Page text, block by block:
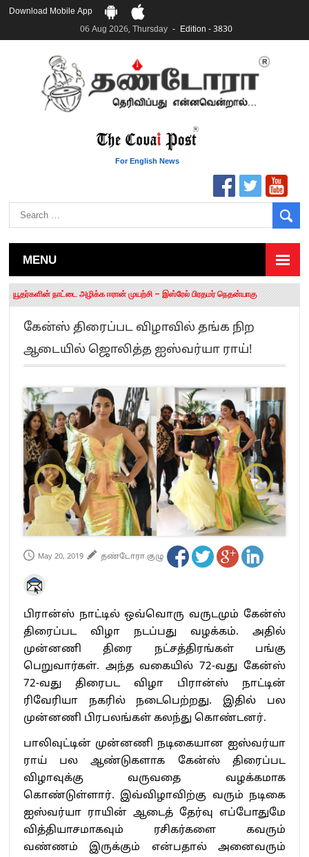
Download Mobile App
06 Aug 2026, Thursday
Edition - 3830
For English News
MENU
தமிழக சட்டப்பேரவையில் காலியிடங்கள் 6 ஆக உயர்வு
யூதர்களின் நாட்டை அழிக்க ஈரான் முயற்சி – இஸ்ரேல் பிரதமர் நெதன்யாகு
“மக்களால் நிராகரிக்கப்பட்டவர் ஸ்டாலின்!” – செங்கோட்டையன்
எங்களை நீக்குவதற்கு இபிஎஸ்க்கு அதிகாரம் இல்லை.. – சி. வி.சண்முகம்
எஸ்.பி.வேலுமணி, சி.வி.சண்முகம் உள்ளிட்ட MLA-க்கள் பதவி பறிப்பு
”நீட் தேர்வை முழுமையாக ரத்து செய்ய வேண்டும்”- முதல்வர் விஜய்
தலைவர் அன்புமணி ராமதாஸ்
பிரவீன் சக்ரவர்த்தியின் கருத்து காங்கிரஸ் தலைமையின் கருத்து கிடையாது – கார்த்தி
சிதம்பரம்
“ஜெயலலிதா அவர்களே என் ரோல் மாடல்” -பிரேமலதா விஜயகாந்த் பேட்டி
ராகுல் காந்தி கைது – தவெக தலைவர் விஜய் கண்டனம்
செத்து சாம்பல் ஆனாலும் தனித்துதான் போட்டி – சீமான்
பாகிஸ்தானின் அணு ஆயுத மிரட்டலுக்கு அஞ்சமாட்டோம் – இந்தியா
மத்திய ஆசிரியர் தகுதித் தேர்வு: பட்டதாரிகள் அக்.16 வரை விண்ணப்பிக்கலாம்
தமிழக சட்டப்பேரவையில் காலியிடங்கள் 6 ஆக உயர்வு
கேன்ஸ் திரைப்பட விழாவில் தங்க நிற
ஆடையில் ஜொலித்த ஐஸ்வர்யா ராய்!
May 20, 2019 தண்டோரா குழு
பிரான்ஸ் நாட்டில் ஒவ்வொரு வருடமும் கேன்ஸ்
திரைப்பட விழா நடப்பது வழக்கம். அதில்
முன்னணி திரை நட்சத்திரங்கள் பங்கு
பெறுவார்கள். அந்த வகையில் 72-வது கேன்ஸ்
72-வது திரைபட விழா பிரான்ஸ் நாட்டின்
ரிவேரியா நகரில் நடைபெற்றது. இதில் பல
முன்னணி பிரபலங்கள் கலந்து கொண்டனர்.
பாலிவுட்டின் முன்னணி நடிகையான ஐஸ்வர்யா
ராய் பல ஆண்டுகளாக கேன்ஸ் திரைப்பட
விழாவுக்கு வருவதை வழக்கமாக
கொண்டுள்ளார். இவ்விழாவிற்கு வரும் நடிகை
ஐஸ்வர்யா ராயின் ஆடைத் தேர்வு எப்போதுமே
வித்தியாசமாகவும் ரசிகர்களை கவரும்
வண்ணம் இருக்கும் என்பதால் அனைவரும்